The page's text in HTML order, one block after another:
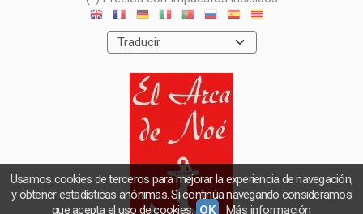
Usamos cookies de terceros para mejorar la experiencia de navegación,
y obtener estadísticas anónimas. Si continúa navegando consideramos
que acepta el uso de cookies. OK Más información